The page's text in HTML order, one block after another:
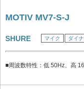
MOTIV MV7-S-J
SHURE マイク ダイ
■周波数特性：低 50Hz、高